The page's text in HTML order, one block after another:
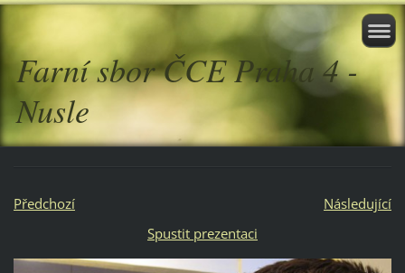
Farní sbor ČCE Praha 4 -
Nusle
Předchozí
Následující
Spustit prezentaci